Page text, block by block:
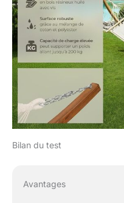
Bilan du test
Avantages